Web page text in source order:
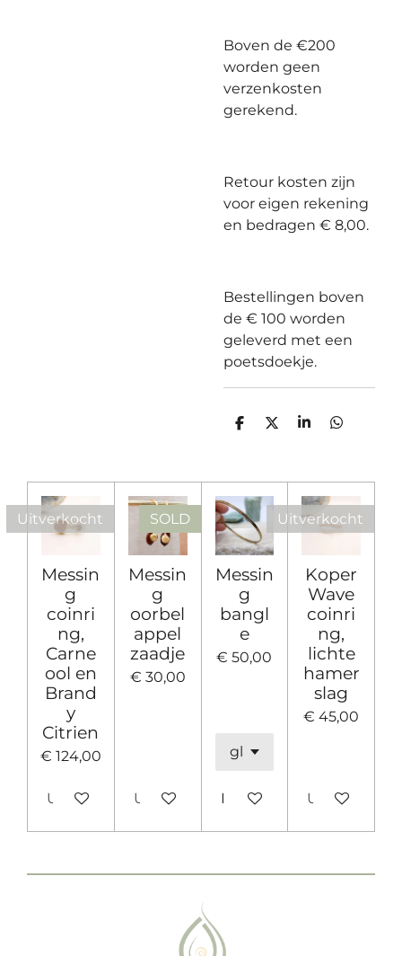
Boven de €200
worden geen
verzenkosten
gerekend.
Retour kosten zijn
voor eigen rekening
en bedragen € 8,00.
Bestellingen boven
de € 100 worden
geleverd met een
poetsdoekje.
D
n
D
S
e
D
n
Uitverkocht
Messin
g
coinri
ng,
Carne
ool en
Brand
y
Citrien
€ 124,00
Uitverkocht
SOLD
Messin
g
oorbel
appel
zaadje
€ 30,00
Uitverkocht
Messin
g
bangl
e
€ 50,00
In winkelwagen
Uitverkocht
Koper
Wave
coinri
ng,
lichte
hamer
slag
€ 45,00
Uitverkocht